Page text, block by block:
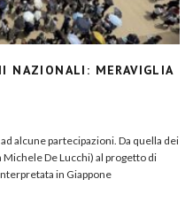
NAZIONALI: MERAVIGLIA
alcune partecipazioni. Da quella dei
De Lucchi) al progetto di
in Giappone